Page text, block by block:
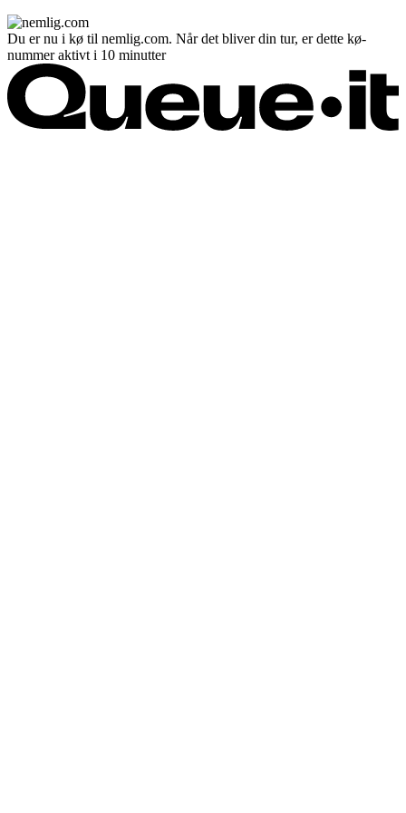
Du er nu i kø til nemlig.com. Når det bliver din tur, er dette kø-
nummer aktivt i 10 minutter